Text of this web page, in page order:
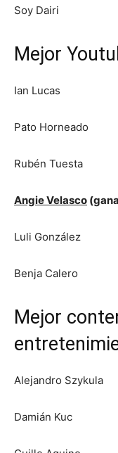
Soy Dairi
Mejor
Ian Lucas
Pato Horneado
Rubén Tuesta
Angie Velasco
Luli González
Benja Calero
Mejor
Alejandro Szykula
Damián Kuc